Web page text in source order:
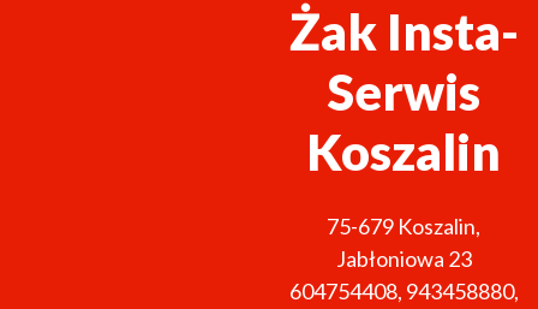
Żak Insta-
Serwis
Koszalin
75-679 Koszalin,
Jabłoniowa 23
604754408, 943458880,